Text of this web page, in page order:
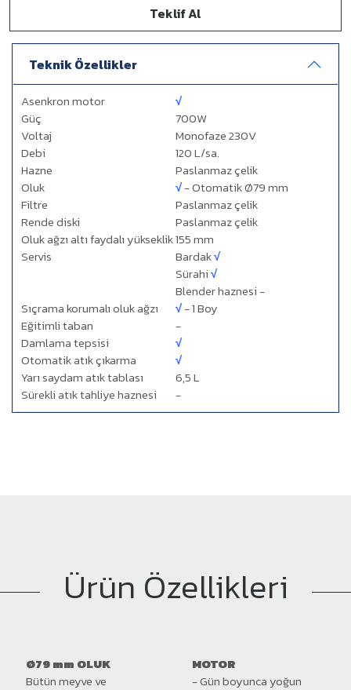
Taze meyve ve sebze suları bar ve restoranların menüsüne tazelik
katar. Ayrıca hastanelerde ve huzur evlerinde de sakinlerinin
günlük su ihtiyacını karşılaması açısından çok tercih edilir.
OTELLER, OKUL VE ŞİRKET KANTİNLERİ
Kullanışlı ve sessiz Robot-Coupe Meyve/Sebze Suyu Sıkacakları,
bir otelin büfesinde veya bir kantinde self-servis kullanım olanağı
sunacaktır.
MEYVE/SEBZE SUYU BARLARI VESÜPERMARKETLER
Yoğun kullanım için özel olarak tasarlanan Meyve/Sebze Suyu
Sıkacağı serimiz büyük miktarda üretim için idealdir.
Teklif Al
Teknik Özellikler
Asenkron motor
√
Güç
700W
Voltaj
Monofaze 230V
Debi
120 L/sa.
Hazne
Paslanmaz çelik
Oluk
√- Otomatik Ø79 mm
Filtre
Paslanmaz çelik
Rende diski
Paslanmaz çelik
Oluk ağzı altı faydalı yükseklik155 mm
Servis
Bardak√
Sürahi√
Blender haznesi -
Sıçrama korumalı oluk ağzı
√- 1 Boy
Eğitimli taban
-
Damlama tepsisi
√
Otomatik atık çıkarma
√
Yarı saydam atık tablası
6,5 L
Sürekli atık tahliye haznesi
-
Ürün Özellikleri
Ø79 mm OLUK
Bütün meyve ve
MOTOR
- Gün boyunca yoğun